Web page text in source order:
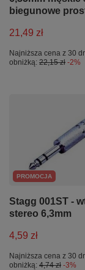
biegunowe
21,49 zł
Najniższa cena z 30
obniżką: 22,15 zł -2%
PROMOCJA
Stagg 001ST -
stereo 6,3mm
4,59 zł
Najniższa cena z 30
obniżką: 4,74 zł -3%